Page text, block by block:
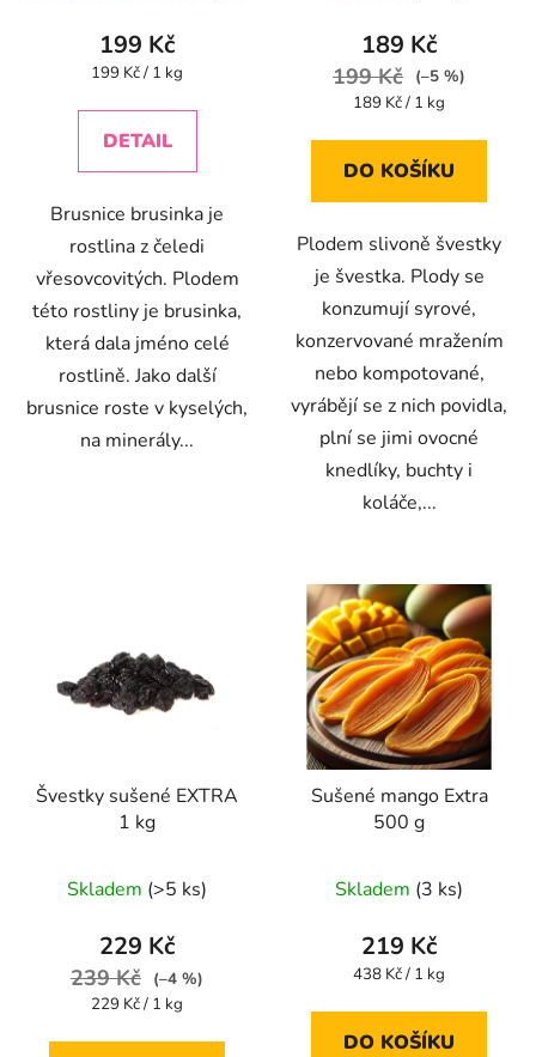
produktu
je
z
199 Kč
Měrná
199 Kč / 1 kg
DETAIL
Brusnice brusinka je
rostlina z čeledi
vřesovcovitých. Plodem
této rostliny je brusinka,
která dala jméno celé
rostlině. Jako další
brusnice roste v kyselých,
na minerály...
produktu
je
4,4
5
189 Kč
199 Kč
(–5 %)
Měrná
189 Kč / 1 kg
DO KOŠÍKU
Plodem slivoně švestky
je švestka. Plody se
konzumují syrové,
konzervované mražením
nebo kompotované,
vyrábějí se z nich povidla,
plní se jimi ovocné
knedlíky, buchty i
koláče,...
Švestky sušené EXTRA
1 kg
hodnocení
produktu
je
5,0
Skladem (>5 ks)
229 Kč
239 Kč
(–4 %)
Měrná
229 Kč / 1 kg
Sušené mango Extra
500 g
hodnocení
produktu
je
z
Skladem (3 ks)
219 Kč
Měrná
438 Kč / 1 kg
DO KOŠÍKU